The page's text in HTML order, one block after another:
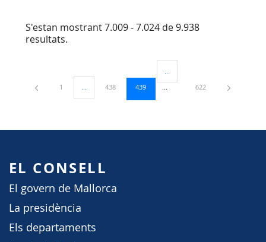
S'estan mostrant 7.009 - 7.024 de 9.938
resultats.
Pàgina
1 ...Pàgines intermèdies Utilitzeu TAB per navegar.
Pàgina
438 Pàgina
439
Pàgines intermèdies Utilitzeu
Pàgina
622
EL CONSELL
El govern de Mallorca
La presidència
Els departaments